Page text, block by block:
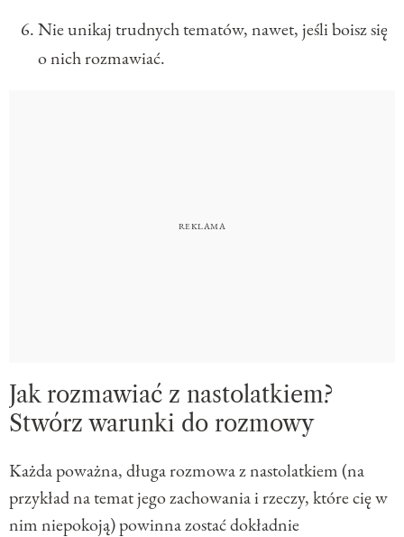
Nie unikaj trudnych tematów, nawet, jeśli boisz się
o nich rozmawiać.
Jak rozmawiać z nastolatkiem?
Stwórz warunki do rozmowy
Każda poważna, długa rozmowa z nastolatkiem (na
przykład na temat jego zachowania i rzeczy, które cię w
nim niepokoją) powinna zostać dokładnie